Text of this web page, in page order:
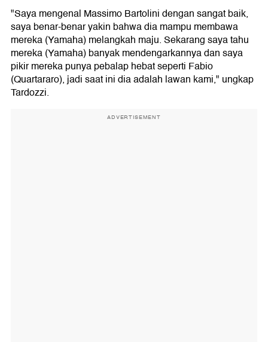
"Saya mengenal Massimo Bartolini dengan sangat baik,
saya benar-benar yakin bahwa dia mampu membawa
mereka (Yamaha) melangkah maju. Sekarang saya tahu
mereka (Yamaha) banyak mendengarkannya dan saya
pikir mereka punya pebalap hebat seperti Fabio
(Quartararo), jadi saat ini dia adalah lawan kami," ungkap
Tardozzi.
ADVERTISEMENT